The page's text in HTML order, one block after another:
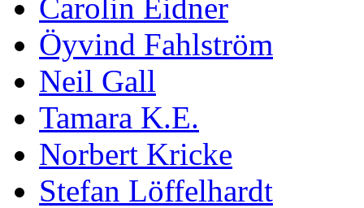
Carolin Eidner
Öyvind Fahlström
Neil Gall
Tamara K.E.
Norbert Kricke
Stefan Löffelhardt